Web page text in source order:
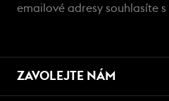
emailové adresy souhlasíte s
ZAVOLEJTE NÁM